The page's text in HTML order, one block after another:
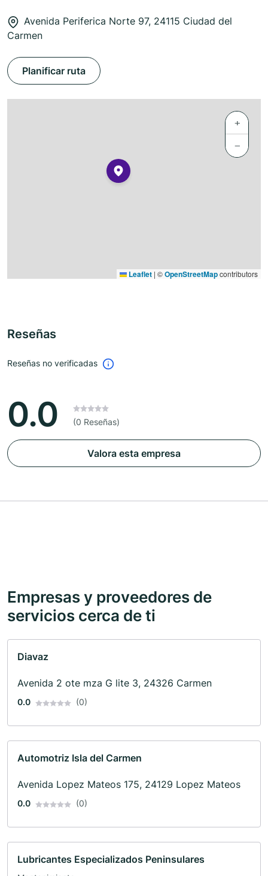
Avenida Periferica Norte 97, 24115 Ciudad del
Carmen
Planificar ruta
+
−
Leaflet | ©OpenStreetMapcontributors
Reseñas
Reseñas no verificadas
0.0 (0 Reseñas)
Valora esta empresa
Empresas y proveedores de
servicios cerca de ti
Diavaz
Avenida 2 ote mza G lite 3, 24326 Carmen
0.0 (0)
Automotriz Isla del Carmen
Avenida Lopez Mateos 175, 24129 Lopez Mateos
0.0 (0)
Lubricantes Especializados Peninsulares